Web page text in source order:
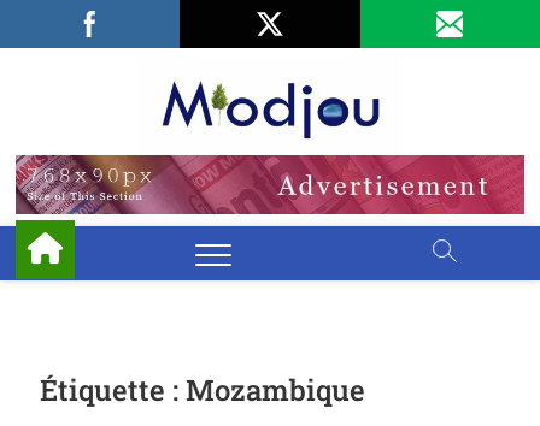
Facebook
LinkedIn
Étiquette :Mozambique